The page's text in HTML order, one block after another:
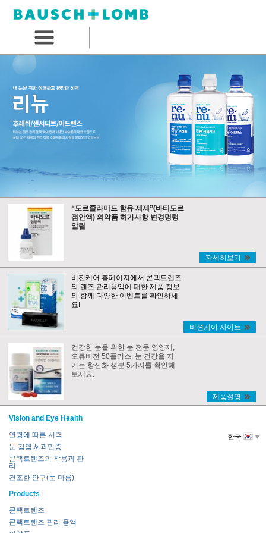
“도르졸라미드 함유 제제”(바티도르
점안액) 의약품 허가사항 변경명령
알림
자세히보기
비전케어 홈페이지에서 콘택트렌즈
와 렌즈 관리용액에 대한 제품 정보
와 함께 다양한 이벤트를 확인하세
요!
비젼케어 사이트
건강한 눈을 위한 눈 전문 영양제,
오큐비전 50플러스. 눈 건강을 지
키는 항산화 성분 5가지를 확인해
보세요.
제품설명
Vision and Eye Health
연령에 따른 시력
눈 감염 & 과민증
콘택트렌즈의 착용과 관
리
건조한 안구(눈 마름)
Products
콘택트렌즈
콘택트렌즈 관리 용액
한국